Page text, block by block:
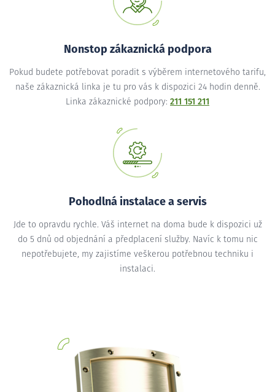
Nonstop zákaznická podpora
Pokud budete potřebovat poradit s výběrem internetového tarifu,
naše zákaznická linka je tu pro vás k dispozici 24 hodin denně.
Linka zákaznické podpory: 211 151 211
Pohodlná instalace a servis
Jde to opravdu rychle. Váš internet na doma bude k dispozici už
do 5 dnů od objednání a předplacení služby. Navíc k tomu nic
nepotřebujete, my zajistíme veškerou potřebnou techniku i
instalaci.